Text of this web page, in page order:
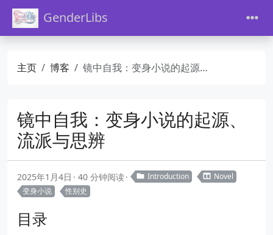
GenderLibs
主页 博客 镜中自我：变身小说的起源、流派与思辨
镜中自我：变身小说的起源、
流派与思辨
2025年1月4日 40 分钟阅读 Introduction
Novel
变身小说
性别史
目录